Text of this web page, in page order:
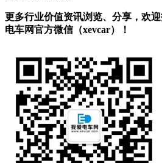
更多行业价值资讯浏览、分享，欢
电车网官方微信（xevcar）！